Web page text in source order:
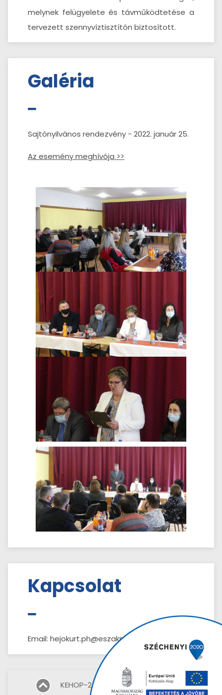
melynek felügyelete és távműködtetése a
tervezett szennyvíztisztítón biztosított.
Galéria
Sajtónyilvános rendezvény - 2022. január 25.
Az esemény meghívója >>
Kapcsolat
Email: hejokurt.ph@eszaknet.hu
KEHOP-2.2.2-15-2017-00126